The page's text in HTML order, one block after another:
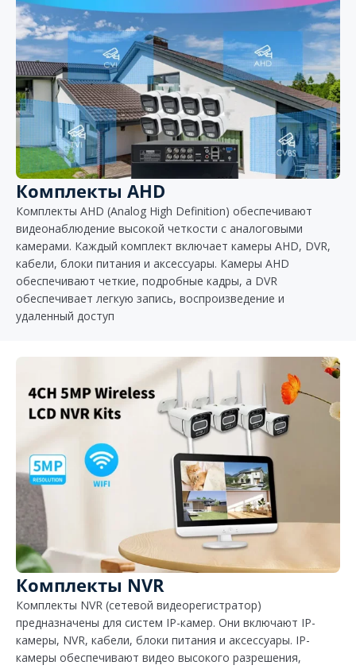
Комплекты AHD
Комплекты AHD (Analog High Definition) обеспечивают
видеонаблюдение высокой четкости с аналоговыми
камерами. Каждый комплект включает камеры AHD, DVR,
кабели, блоки питания и аксессуары. Камеры AHD
обеспечивают четкие, подробные кадры, а DVR
обеспечивает легкую запись, воспроизведение и
удаленный доступ
Комплекты NVR
Комплекты NVR (сетевой видеорегистратор)
предназначены для систем IP-камер. Они включают IP-
камеры, NVR, кабели, блоки питания и аксессуары. IP-
камеры обеспечивают видео высокого разрешения,